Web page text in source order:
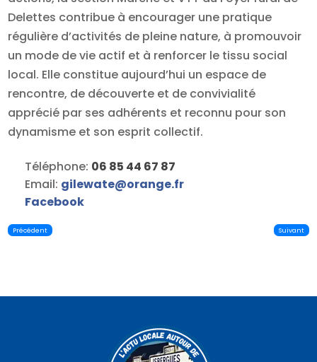
Delettes contribue à encourager une pratique
régulière d’activités de pleine nature, à promouvoir
un mode de vie actif et à renforcer le tissu social
local. Elle constitue aujourd’hui un espace de
rencontre, de découverte et de convivialité
apprécié par ses adhérents et reconnu pour son
dynamisme et son esprit collectif.
Téléphone: 06 85 44 67 87
Email: gilewate@orange.fr
Facebook
Précédent Suivant